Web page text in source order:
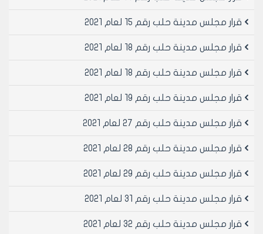
قرار مجلس مدينة حلب رقم 15 لعام 2021
قرار مجلس مدينة حلب رقم 18 لعام 2021
قرار مجلس مدينة حلب رقم 18 لعام 2021
قرار مجلس مدينة حلب رقم 19 لعام 2021
قرار مجلس مدينة حلب رقم 27 لعام 2021
قرار مجلس مدينة حلب رقم 28 لعام 2021
قرار مجلس مدينة حلب رقم 29 لعام 2021
قرار مجلس مدينة حلب رقم 31 لعام 2021
قرار مجلس مدينة حلب رقم 32 لعام 2021